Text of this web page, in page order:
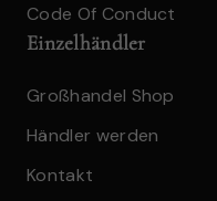
Code Of Conduct
Einzelhändler
Großhandel Shop
Händler werden
Kontakt